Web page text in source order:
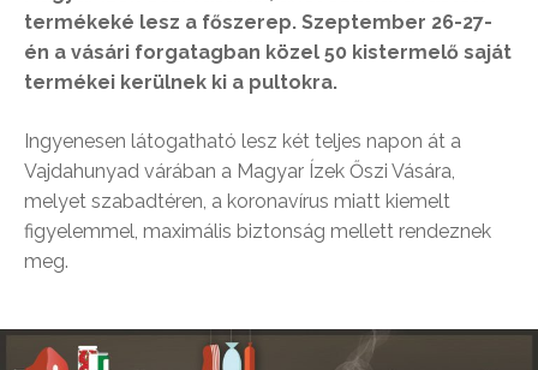
termékeké lesz a főszerep. Szeptember 26-27-
én a vásári forgatagban közel 50 kistermelő saját
termékei kerülnek ki a pultokra.
Ingyenesen látogatható lesz két teljes napon át a
Vajdahunyad várában a Magyar Ízek Őszi Vására,
melyet szabadtéren, a koronavírus miatt kiemelt
figyelemmel, maximális biztonság mellett rendeznek
meg.